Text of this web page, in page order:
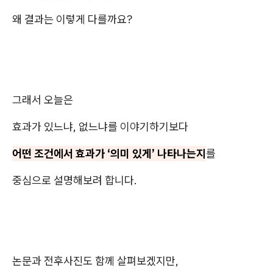
왜 결과는 이렇게 다를까요?
그래서 오늘은
효과가 있느냐, 없느냐를 이야기하기보다
어떤 조건에서 효과가 ‘의미 있게’ 나타나는지를
중심으로 설명해보려 합니다.
논문과 전후사진도 함께 살펴보겠지만,